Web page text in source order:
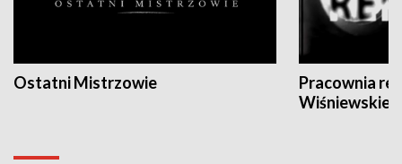
Ostatni Mistrzowie
Pracownia